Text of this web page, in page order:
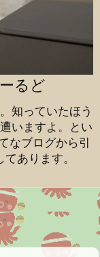
るど
知っていたほう
いますよ。とい
なブログから引
あります。